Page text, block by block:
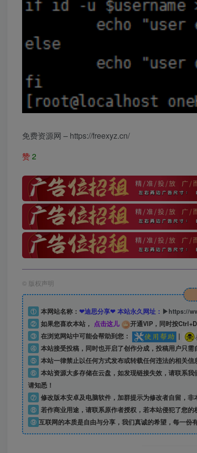
免费资源网 – https://freexyz.cn/
赞2
© 版权声明
① 本网站名称： ❤迪思分享❤ 本站永久网址： ▶https://
② 如果您喜欢本站， 点击这儿
开通VIP，同时按
③ 在浏览网站中可能会帮助到您： |
④ 本站接受投稿，同时也开启了创作分成，投稿用户只需
⑤ 本站一律禁止以任何方式发布或转载任何违法的相关
⑥ 本站资源大多存储在云盘，如发现链接失效，请联系
请知悉！
⑦ 修改版本安卓及电脑软件，加群提示为修改者自留， 非
⑧ 若作商业用途，请联系原作者授权，若本站侵犯了您
⑨ 互联网的本质是自由与分享，我们真诚的希望，每一份